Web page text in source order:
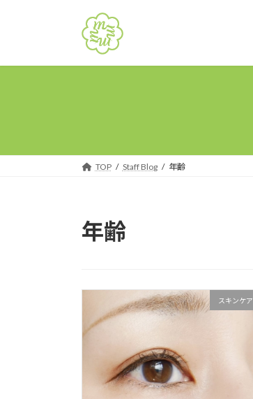
プ
動
TOP Staff Blog 年齢
年齢
スキンケア